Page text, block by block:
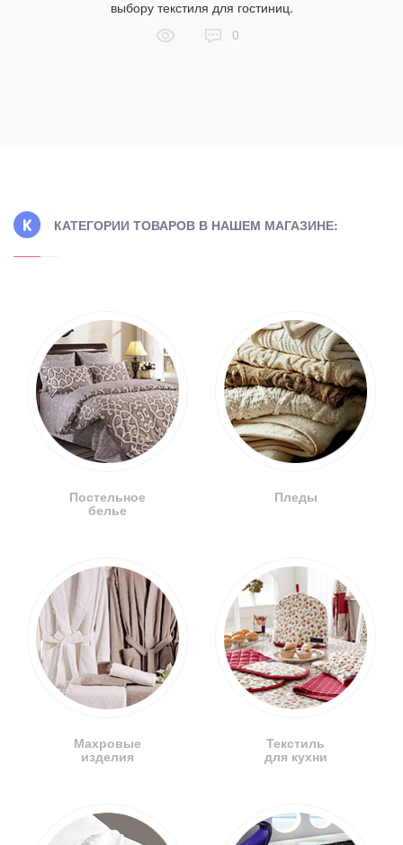
выбору текстиля для гостиниц.
0
КАТЕГОРИИ ТОВАРОВ В НАШЕМ МАГАЗИНЕ:
Постельное
белье
Махровые
изделия
Пледы
Текстиль
для кухни